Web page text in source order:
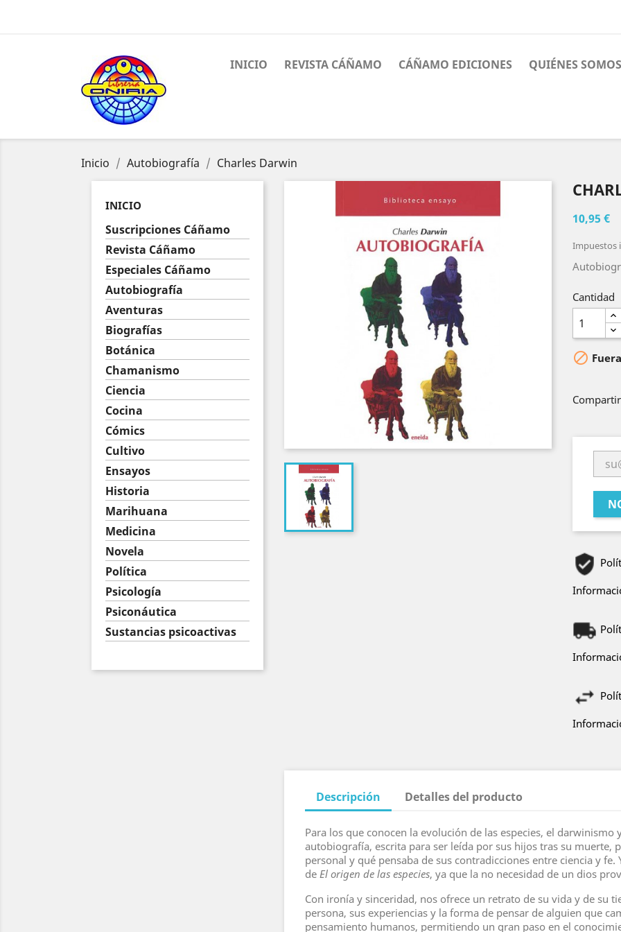
INICIO REVISTA CÁÑAMO CÁÑAMO EDICIONES QUIÉNES SOMOS
Inicio Autobiografía Charles Darwin
INICIO
Suscripciones Cáñamo
Revista Cáñamo
Especiales Cáñamo
Autobiografía
Aventuras
Biografías
Botánica
Chamanismo
Ciencia
Cocina
Cómics
Cultivo
Ensayos
Historia
Marihuana
Medicina
Novela
Política
Psicología
Psiconáutica
Sustancias psicoactivas
10,95 €
Impuestos
Cantidad

Compartir
Descripción Detalles del producto
Para los que conocen la evolución de las especies, el darwinismo
autobiografía, escrita para ser leída por sus hijos tras su muerte,
personal y qué pensaba de sus contradicciones entre ciencia y
de El origen de las especies, ya que la no necesidad de un dios
Con ironía y sinceridad, nos ofrece un retrato de su vida y de su
persona, sus experiencias y la forma de pensar de alguien que
pensamiento humanos, permitiendo un gran paso en el